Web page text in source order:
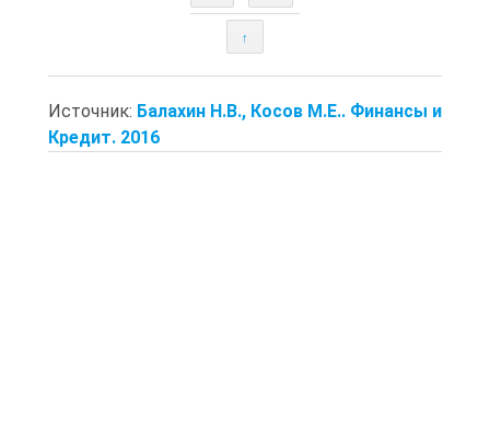
↑
Источник: Балахин Н.В., Косов М.Е.. Финансы и
Кредит. 2016